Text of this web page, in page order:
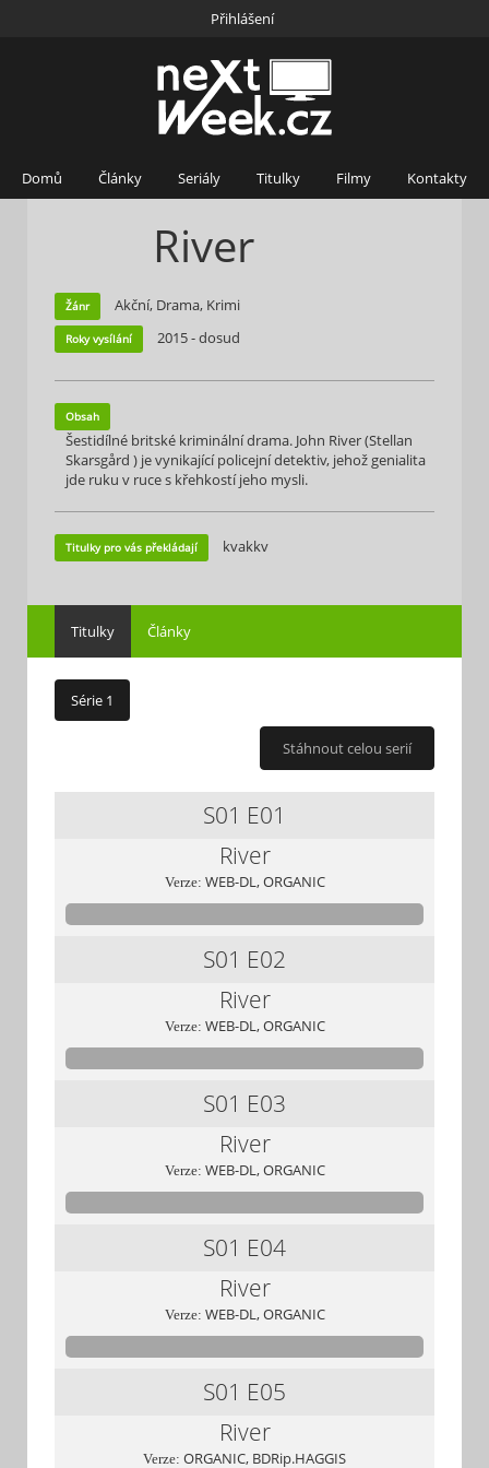
Přihlášení
Domů Články Seriály Titulky Filmy Kontakty
River
Žánr Akční, Drama, Krimi
Roky vysílání 2015 - dosud
Obsah
Šestidílné britské kriminální drama. John River (Stellan
Skarsgård ) je vynikající policejní detektiv, jehož genialita
jde ruku v ruce s křehkostí jeho mysli.
Titulky pro vás překládají kvakkv
Titulky Články
Série 1
Stáhnout celou serií
S01 E01
River
Verze: WEB-DL, ORGANIC
S01 E02
River
Verze: WEB-DL, ORGANIC
S01 E03
River
Verze: WEB-DL, ORGANIC
S01 E04
River
Verze: WEB-DL, ORGANIC
S01 E05
River
Verze: ORGANIC, BDRip.HAGGIS